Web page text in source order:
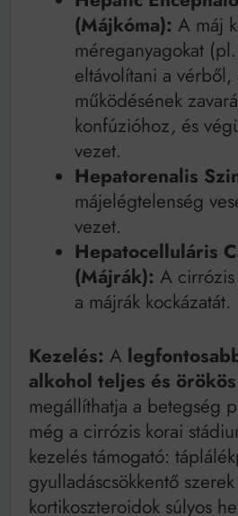
(Májkóma): A máj
méreganyagokat
eltávolítani a vérből,
működésének
konfúzióhoz, és
vezet.
Hepatorenalis
májelégtelenség
vezet.
Hepatocelluláris
(Májrák): A
a májrák kockázatát.
Kezelés: A
alkohol teljes és
megállíthatja a betegség
még a cirrózis korai
kezelés támogató:
gyulladáscsökkentő
kortikoszteroidok súlyos